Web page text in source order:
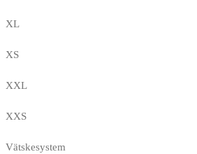
XL
XS
XXL
XXS
Vätskesystem